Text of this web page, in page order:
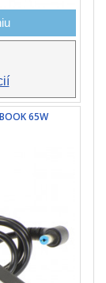
65W